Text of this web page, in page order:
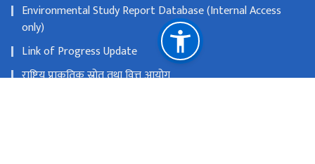
Environmental Study Report Database (Internal Access
only)
Link of Progress Update
राष्ट्रिय प्राकृतिक स्रोत तथा वित्त आयोग